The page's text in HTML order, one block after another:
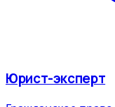
Юрист-эксперт